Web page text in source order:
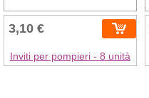
3,10 €
Inviti per pompieri - 8 unità